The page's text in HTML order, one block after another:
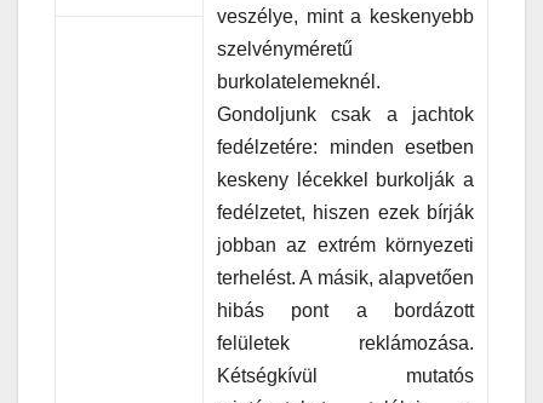
veszélye, mint a keskenyebb
szelvényméretű
burkolatelemeknél.
Gondoljunk csak a jachtok
fedélzetére: minden esetben
keskeny lécekkel burkolják a
fedélzetet, hiszen ezek bírják
jobban az extrém környezeti
terhelést. A másik, alapvetően
hibás pont a bordázott
felületek reklámozása.
Kétségkívül mutatós